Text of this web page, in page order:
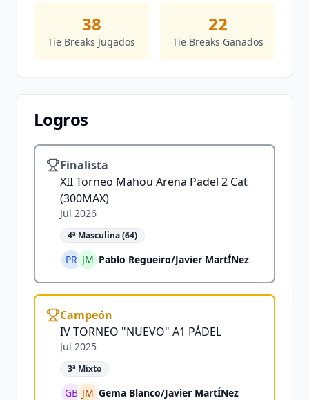
38
Tie Breaks Jugados
22
Tie Breaks Ganados
Logros
Finalista
XII Torneo Mahou Arena Padel 2 Cat
(300MAX)
Jul 2026
4ª Masculina (64)
PR JM Pablo Regueiro/Javier MartÍNez
Campeón
IV TORNEO "NUEVO" A1 PÁDEL
Jul 2025
3ª Mixto
GB JM Gema Blanco/Javier MartÍNez